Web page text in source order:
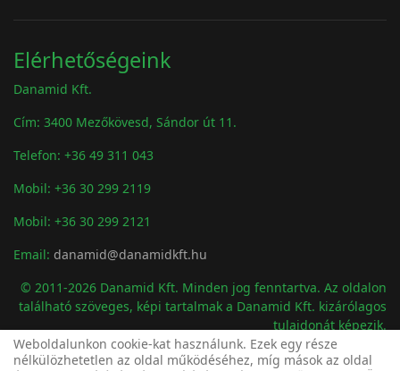
Elérhetőségeink
Danamid Kft.
Cím: 3400 Mezőkövesd, Sándor út 11.
Telefon: +36 49 311 043
Mobil: +36 30 299 2119
Mobil: +36 30 299 2121
Email: danamid@danamidkft.hu
© 2011-2026 Danamid Kft. Minden jog fenntartva. Az oldalon
található szöveges, képi tartalmak a Danamid Kft. kizárólagos
tulajdonát képezik.
Adatvédelem
Weboldalunkon cookie-kat használunk. Ezek egy része
nélkülözhetetlen az oldal működéséhez, míg mások az oldal